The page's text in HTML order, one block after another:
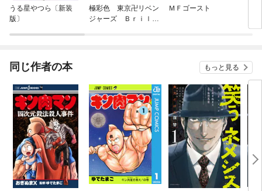
うる星やつら〔新装
版〕
極彩色 東京卍リベン
ジャーズ Ｂｒｉｌｌ
ＭＦゴースト
同じ作者の本 もっと見る